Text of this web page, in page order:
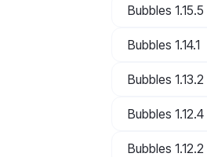
Bubbles 1.15.5
Bubbles 1.14.1
Bubbles 1.13.2
Bubbles 1.12.4
Bubbles 1.12.2